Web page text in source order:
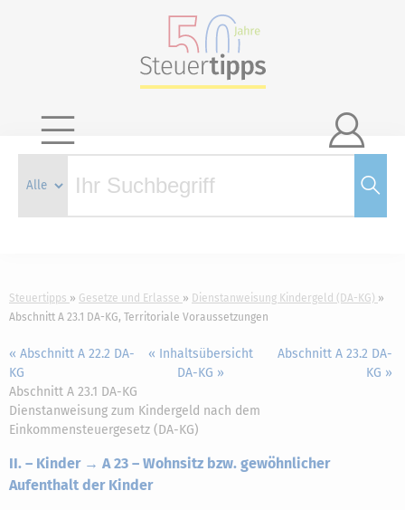

Steuertipps Gesetze und Erlasse
Dienstanweisung Kindergeld (DA-KG)
Abschnitt A 23.1 DA-KG, Territoriale Voraussetzungen
« Abschnitt A 22.2 DA-
KG
« Inhaltsübersicht
DA-KG »
Abschnitt A 23.2 DA-
KG »
Abschnitt A 23.1 DA-KG
Dienstanweisung zum Kindergeld nach dem
Einkommensteuergesetz (DA-KG)
II. – Kinder → A 23 – Wohnsitz bzw. gewöhnlicher
Aufenthalt der Kinder